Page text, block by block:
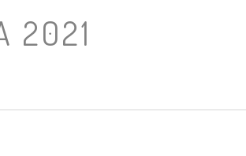
2021